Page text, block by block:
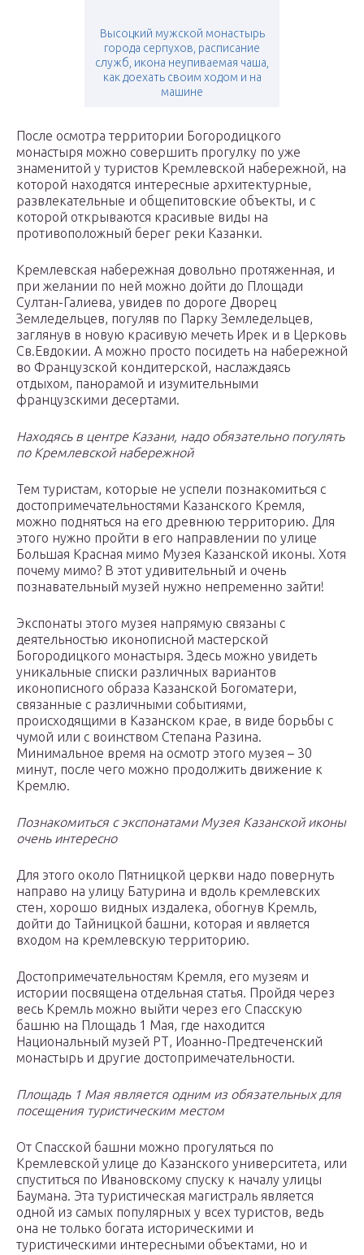
Высоцкий мужской монастырь
города серпухов, расписание
служб, икона неупиваемая чаша,
как доехать своим ходом и на
машине
После осмотра территории Богородицкого
монастыря можно совершить прогулку по уже
знаменитой у туристов Кремлевской набережной, на
которой находятся интересные архитектурные,
развлекательные и общепитовские объекты, и с
которой открываются красивые виды на
противоположный берег реки Казанки.
Кремлевская набережная довольно протяженная, и
при желании по ней можно дойти до Площади
Султан-Галиева, увидев по дороге Дворец
Земледельцев, погуляв по Парку Земледельцев,
заглянув в новую красивую мечеть Ирек и в Церковь
Св.Евдокии. А можно просто посидеть на набережной
во Французской кондитерской, наслаждаясь
отдыхом, панорамой и изумительными
французскими десертами.
Находясь в центре Казани, надо обязательно погулять
по Кремлевской набережной
Тем туристам, которые не успели познакомиться с
достопримечательностями Казанского Кремля,
можно подняться на его древнюю территорию. Для
этого нужно пройти в его направлении по улице
Большая Красная мимо Музея Казанской иконы. Хотя
почему мимо? В этот удивительный и очень
познавательный музей нужно непременно зайти!
Экспонаты этого музея напрямую связаны с
деятельностью иконописной мастерской
Богородицкого монастыря. Здесь можно увидеть
уникальные списки различных вариантов
иконописного образа Казанской Богоматери,
связанные с различными событиями,
происходящими в Казанском крае, в виде борьбы с
чумой или с воинством Степана Разина.
Минимальное время на осмотр этого музея – 30
минут, после чего можно продолжить движение к
Кремлю.
Познакомиться с экспонатами Музея Казанской иконы
очень интересно
Для этого около Пятницкой церкви надо повернуть
направо на улицу Батурина и вдоль кремлевских
стен, хорошо видных издалека, обогнув Кремль,
дойти до Тайницкой башни, которая и является
входом на кремлевскую территорию.
Достопримечательностям Кремля, его музеям и
истории посвящена отдельная статья. Пройдя через
весь Кремль можно выйти через его Спасскую
башню на Площадь 1 Мая, где находится
Национальный музей РТ, Иоанно-Предтеченский
монастырь и другие достопримечательности.
Площадь 1 Мая является одним из обязательных для
посещения туристическим местом
От Спасской башни можно прогуляться по
Кремлевской улице до Казанского университета, или
спуститься по Ивановскому спуску к началу улицы
Баумана. Эта туристическая магистраль является
одной из самых популярных у всех туристов, ведь
она не только богата историческими и
туристическими интересными объектами, но и